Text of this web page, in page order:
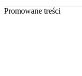
Promowane treści